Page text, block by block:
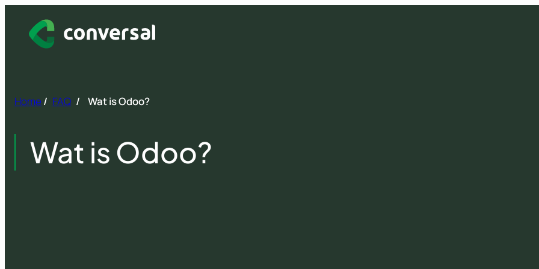
Home / FAQ / Wat is Odoo?
Wat is Odoo?